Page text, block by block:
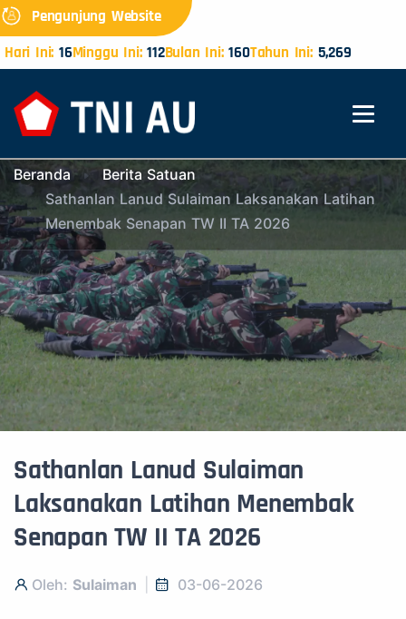
Pengunjung Website
Hari Ini: 16Minggu Ini:112Bulan Ini:160Tahun Ini:5,269
Beranda
Berita Satuan
Sathanlan Lanud Sulaiman Laksanakan Latihan
Menembak Senapan TW II TA 2026
Sathanlan Lanud Sulaiman
Laksanakan Latihan Menembak
Senapan TW II TA 2026
Oleh: Sulaiman 03-06-2026